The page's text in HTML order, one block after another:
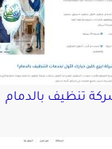
تنظيف بالدمام